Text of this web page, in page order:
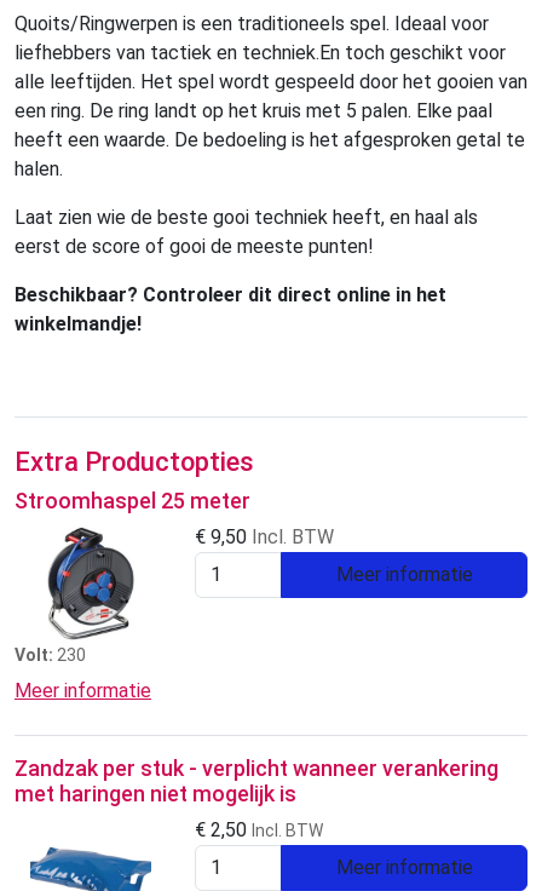
Quoits/Ringwerpen is een traditioneels spel. Ideaal voor
liefhebbers van tactiek en techniek.En toch geschikt voor
alle leeftijden. Het spel wordt gespeeld door het gooien van
een ring. De ring landt op het kruis met 5 palen. Elke paal
heeft een waarde. De bedoeling is het afgesproken getal te
halen.
Laat zien wie de beste gooi techniek heeft, en haal als
eerst de score of gooi de meeste punten!
Beschikbaar? Controleer dit direct online in het
winkelmandje!
Extra Productopties
Stroomhaspel 25 meter
€ 9,50 Incl. BTW
Meer informatie
Volt: 230
Meer informatie
Zandzak per stuk - verplicht wanneer verankering
met haringen niet mogelijk is
€ 2,50 Incl. BTW
Meer informatie